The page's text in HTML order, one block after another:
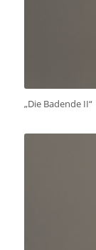
„Die Badende II“